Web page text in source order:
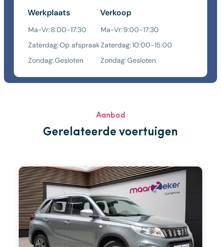
Werkplaats
Ma-Vr: 8:00-17:30
Zaterdag:Op afspraak
Zondag:Gesloten
Verkoop
Ma-Vr: 9:00-17:30
Zaterdag:10:00-15:00
Zondag:Gesloten
Aanbod
Gerelateerde voertuigen